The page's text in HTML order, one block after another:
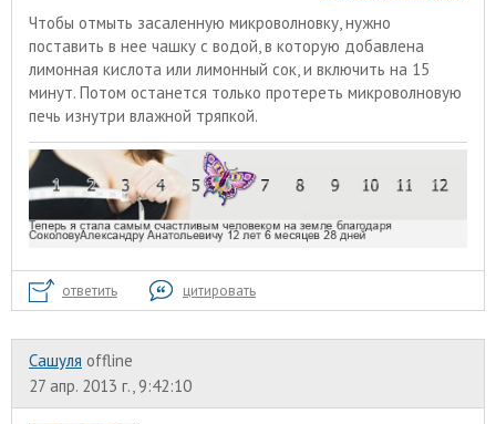
Чтобы отмыть засаленную микроволновку, нужно
поставить в нее чашку с водой, в которую добавлена
лимонная кислота или лимонный сок, и включить на 15
минут. Потом останется только протереть микроволновую
печь изнутри влажной тряпкой.
ответить цитировать
Сашуля offline
27 апр. 2013 г., 9:42:10